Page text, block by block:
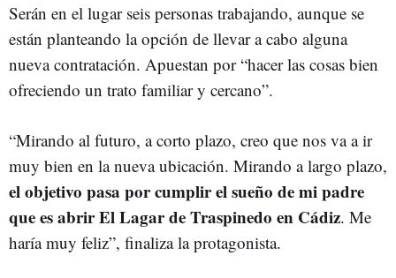
Serán en el lugar seis personas trabajando, aunque se
están planteando la opción de llevar a cabo alguna
nueva contratación. Apuestan por “hacer las cosas bien
ofreciendo un trato familiar y cercano”.
“Mirando al futuro, a corto plazo, creo que nos va a ir
muy bien en la nueva ubicación. Mirando a largo plazo,
el objetivo pasa por cumplir el sueño de mi padre
que es abrir El Lagar de Traspinedo en Cádiz. Me
haría muy feliz”, finaliza la protagonista.